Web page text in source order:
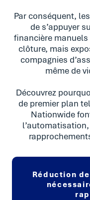
Par conséquent,
de s’appuyer
financière
clôture, mais
compagnies
même de
Découvrez
de premier plan
Nationwide
Réduction